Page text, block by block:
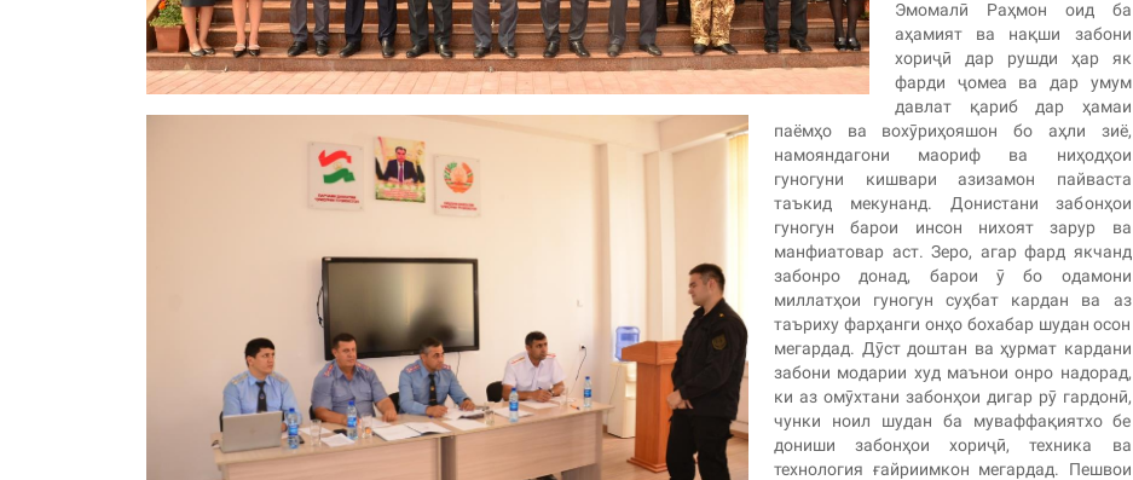
Эмомалӣ Раҳмон оид ба
аҳамият ва нақши забони
хориҷӣ дар рушди ҳар як
фарди ҷомеа ва дар умум
давлат қариб дар ҳамаи
паёмҳо ва вохӯриҳояшон бо аҳли зиё,
намояндагони маориф ва ниҳодҳои
гуногуни кишвари азизамон пайваста
таъкид мекунанд. Донистани забонҳои
гуногун барои инсон нихоят зарур ва
манфиатовар аст. Зеро, агар фард якчанд
забонро донад, барои ӯ бо одамони
миллатҳои гуногун суҳбат кардан ва аз
таъриху фарҳанги онҳо бохабар шудан осон
мегардад. Дӯст доштан ва ҳурмат кардани
забони модарии худ маънои онро надорад,
ки аз омӯхтани забонҳои дигар рӯ гардонӣ,
чунки ноил шудан ба муваффақиятхо бе
дониши забонҳои хориҷӣ, техника ва
технология ғайриимкон мегардад. Пешвои